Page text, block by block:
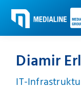
Diamir
IT-